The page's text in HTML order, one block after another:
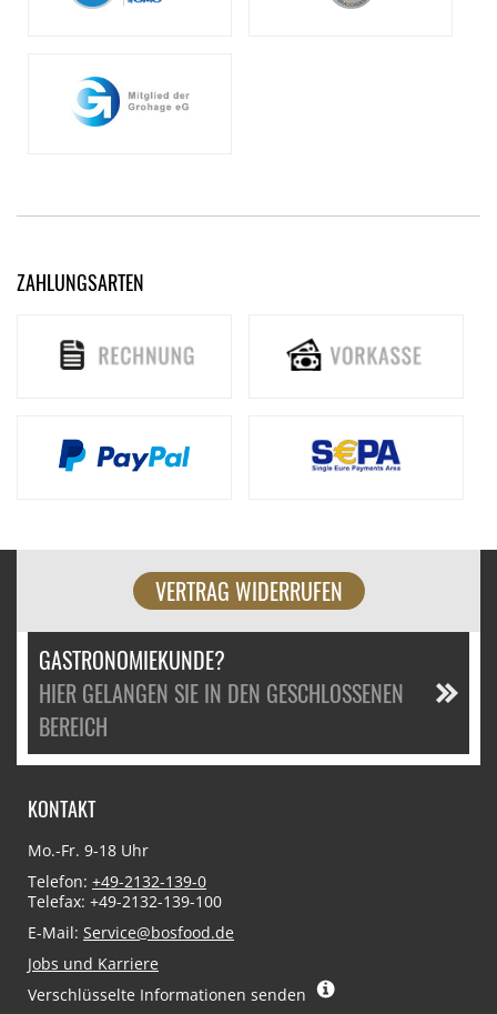
ZAHLUNGSARTEN
VERTRAG WIDERRUFEN
GASTRONOMIEKUNDE?
HIER GELANGEN SIE IN DEN GESCHLOSSENEN
BEREICH
KONTAKT
Mo.-Fr. 9-18 Uhr
Telefon: +49-2132-139-0
Telefax: +49-2132-139-100
E-Mail: Service@bosfood.de
Jobs und Karriere
Verschlüsselte Informationen senden